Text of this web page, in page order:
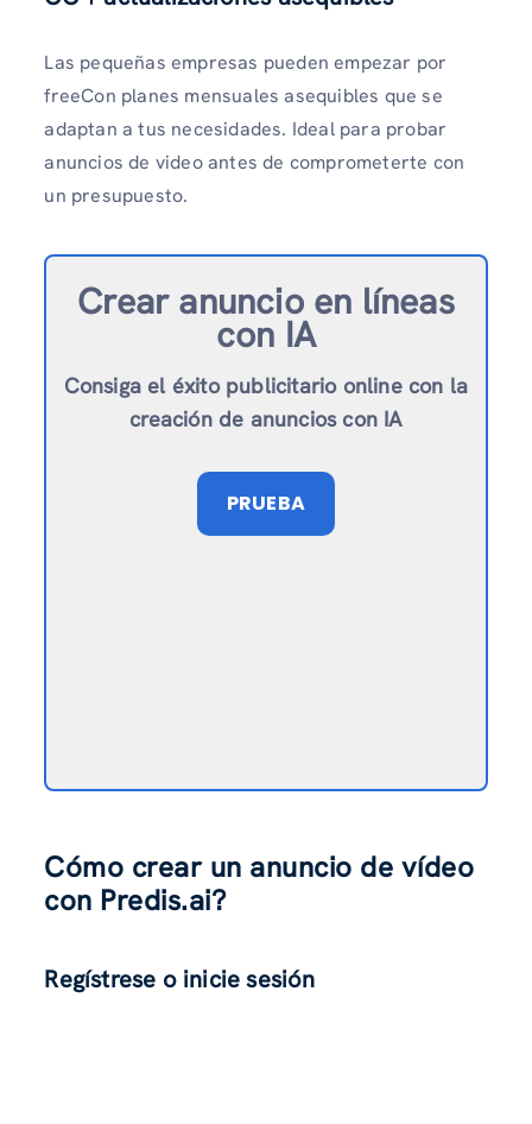
Las pequeñas empresas pueden empezar por
freeCon planes mensuales asequibles que se
adaptan a tus necesidades. Ideal para probar
anuncios de video antes de comprometerte con
un presupuesto.
Crear anuncio en líneas
con IA
Consiga el éxito publicitario online con la
creación de anuncios con IA
PRUEBA
Cómo crear un anuncio de vídeo
con Predis.ai?
Regístrese o inicie sesión